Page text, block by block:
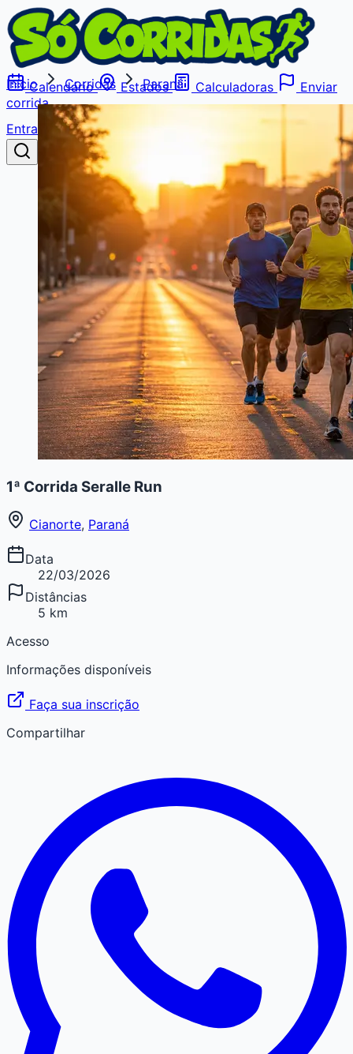
Calendário Estados Calculadoras
Enviar
corrida
Entrar
Buscar
Início Corridas Paraná
1ª Corrida Seralle Run
Cianorte, Paraná
Data
22/03/2026
Distâncias
5 km
Acesso
Informações disponíveis
Faça sua inscrição
Compartilhar